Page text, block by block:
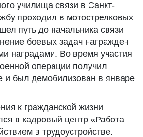
училища связи в Санкт-
проходил в мотострелковых
путь до начальника связи
боевых задач награжден
наградами. Во время участия
операции получил
и был демобилизован в январе
к гражданской жизни
в кадровый центр «Работа
в трудоустройстве.